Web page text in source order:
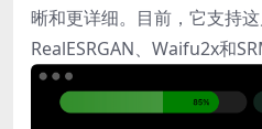
晰和更详细。目前，它支持这
RealESRGAN、Waifu2x和